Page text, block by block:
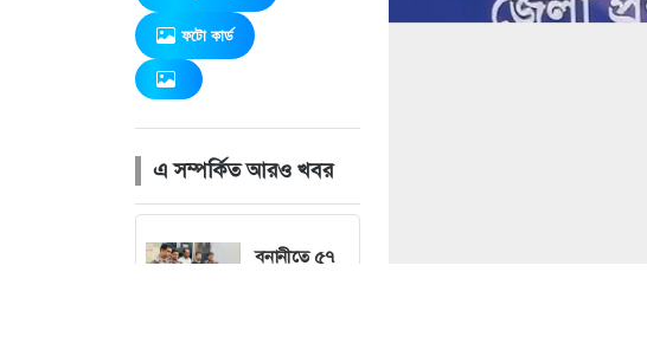
ফটো কার্ড
এ সম্পর্কিত আরও খবর
বনানীতে ৫৭